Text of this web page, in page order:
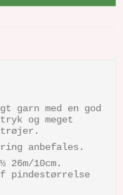
garn med en god
og meget
anbefales.
10cm.
pindestørrelse